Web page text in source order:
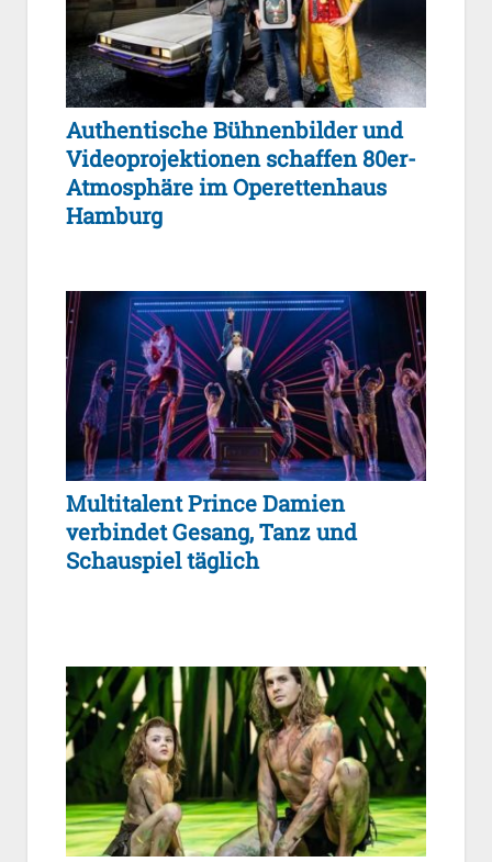
Authentische Bühnenbilder und
Videoprojektionen schaffen 80er-
Atmosphäre im Operettenhaus
Hamburg
Multitalent Prince Damien
verbindet Gesang, Tanz und
Schauspiel täglich